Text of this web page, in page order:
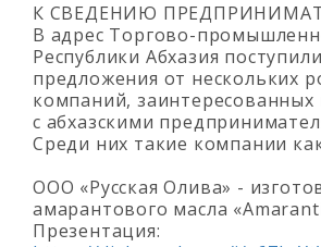
К СВЕДЕНИЮ
В адрес Торгово-
Республики Абхазия
предложения от нескольких
компаний, заинтересованных
с абхазскими
Среди них такие компании
ООО «Русская Олива» -
амарантового масла
Презентация: